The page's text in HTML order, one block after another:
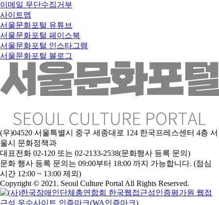
이메일 무단수집거부
사이트맵
서울문화포털 유튜브
서울문화포털 페이스북
서울문화포털 인스타그램
서울문화포털 블로그
(우)04520 서울특별시 중구 세종대로 124 한국프레스센터 4층 서
울시 문화정책과
대표전화 02-120 또는 02-2133-2538(문화행사 등록 문의)
문화 행사 등록 문의는 09:00부터 18:00 까지 가능합니다. (점심
시간 12:00 ~ 13:00 제외)
Copyright © 2021. Seoul Culture Portal All Rights Reserved.